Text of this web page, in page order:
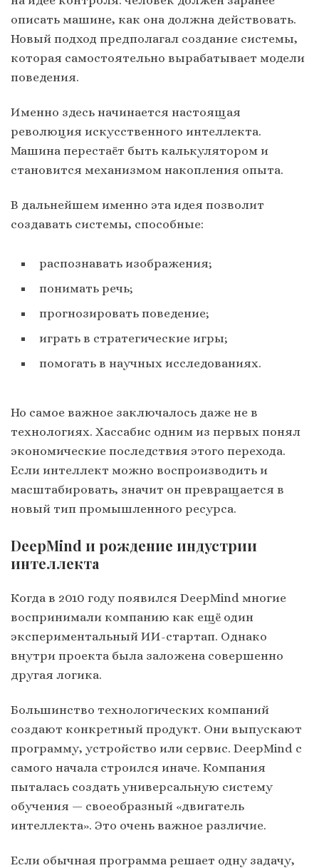
описать машине, как она должна действовать.
Новый подход предполагал создание системы,
которая самостоятельно вырабатывает модели
поведения.
Именно здесь начинается настоящая
революция искусственного интеллекта.
Машина перестаёт быть калькулятором и
становится механизмом накопления опыта.
В дальнейшем именно эта идея позволит
создавать системы, способные:
распознавать изображения;
понимать речь;
прогнозировать поведение;
играть в стратегические игры;
помогать в научных исследованиях.
Но самое важное заключалось даже не в
технологиях. Хассабис одним из первых понял
экономические последствия этого перехода.
Если интеллект можно воспроизводить и
масштабировать, значит он превращается в
новый тип промышленного ресурса.
DeepMind и рождение индустрии
интеллекта
Когда в 2010 году появился DeepMind многие
воспринимали компанию как ещё один
экспериментальный ИИ-стартап. Однако
внутри проекта была заложена совершенно
другая логика.
Большинство технологических компаний
создают конкретный продукт. Они выпускают
программу, устройство или сервис. DeepMind с
самого начала строился иначе. Компания
пыталась создать универсальную систему
обучения — своеобразный «двигатель
интеллекта». Это очень важное различие.
Если обычная программа решает одну задачу,